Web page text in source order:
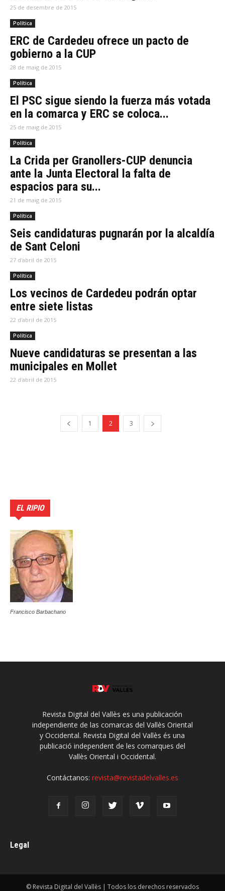
25 de desembre de 2015
Política
ERC de Cardedeu ofrece un pacto de
gobierno a la CUP
28 de maig de 2015
Política
El PSC sigue siendo la fuerza más votada
en la comarca y ERC se coloca...
25 de maig de 2015
Política
La Crida per Granollers-CUP denuncia
ante la Junta Electoral la falta de
espacios para su...
21 de maig de 2015
Política
Seis candidaturas pugnarán por la alcaldía
de Sant Celoni
27 d'abril de 2015
Política
Los vecinos de Cardedeu podrán optar
entre siete listas
22 d'abril de 2015
Política
Nueve candidaturas se presentan a las
municipales en Mollet
22 d'abril de 2015
1 2 3
EL RIPIO
Francisco Barbachano
Revista Digital del Vallès es una publicación
independiente de las comarcas del Vallès Oriental
y Occidental. Revista Digital del Vallès és una
publicació independent de les comarques del
Vallès Oriental i Occidental.
Contáctanos: revista@revistadelvalles.es
Legal
© Revista Digital del Vallès | Todos los derechos reservados